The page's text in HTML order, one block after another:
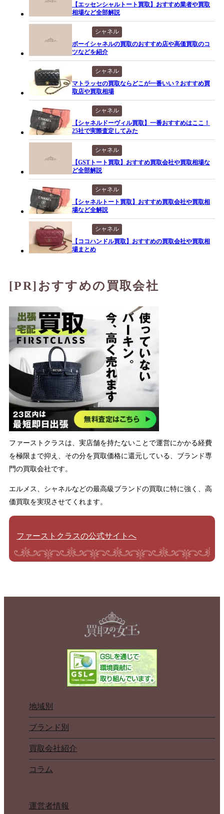
【エッセンシャルトート買取】おすすめ業者や買取
相場など全部解説
シャネル
ボーイシャネルの買取のおすすめ店や高価買取のコ
ツなどを紹介
シャネル
マトラッセの買取ならどこが一番いい？おすすめ買
取店や買取相場
シャネル
【シャネルドーヴィル買取】一番おすすめはここ！
25社で実際査定してみた
シャネル
【GSTトート買取】おすすめ買取会社や買取相場な
ど全部解説
シャネル
【シャネルトート買取】おすすめ買取会社や買取相
場など全解説
シャネル
【ココハンドル買取】おすすめの買取会社や買取相
場まとめ
[PR]おすすめの買取会社
ファーストクラスは、実店舗を持たないことで運営にかかる経費
を極限まで抑え、その分を買取価格に還元している、ブランド専
門の買取会社です。
エルメス、シャネルなどの最高級ブランドの買取に特に強く、高
価買取を実現させてくれます。
ファーストクラスの公式サイトへ
地域別
ブランド別
買取会社紹介
コラム
運営者情報